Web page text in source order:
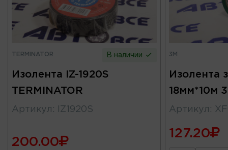
TERMINATOR В наличии
Изолента IZ-1920S
TERMINATOR
Артикул : IZ1920S
200.00
3M
Изолента
18мм*10м
Артикул :
127.20